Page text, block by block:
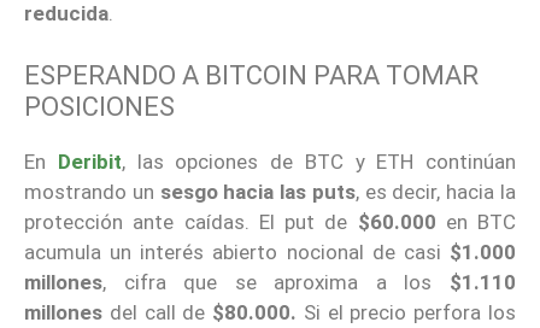
reducida.
ESPERANDO A BITCOIN PARA TOMAR
POSICIONES
En Deribit, las opciones de BTC y ETH continúan
mostrando un sesgo hacia las puts, es decir, hacia la
protección ante caídas. El put de $60.000 en BTC
acumula un interés abierto nocional de casi $1.000
millones, cifra que se aproxima a los $1.110
millones del call de $80.000. Si el precio perfora los